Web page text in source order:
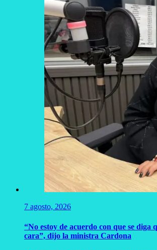
7 agosto, 2026
“No estoy de acuerdo con que se diga
cara”, dijo la ministra Cardona